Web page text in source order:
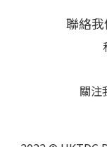
聯絡我
關注